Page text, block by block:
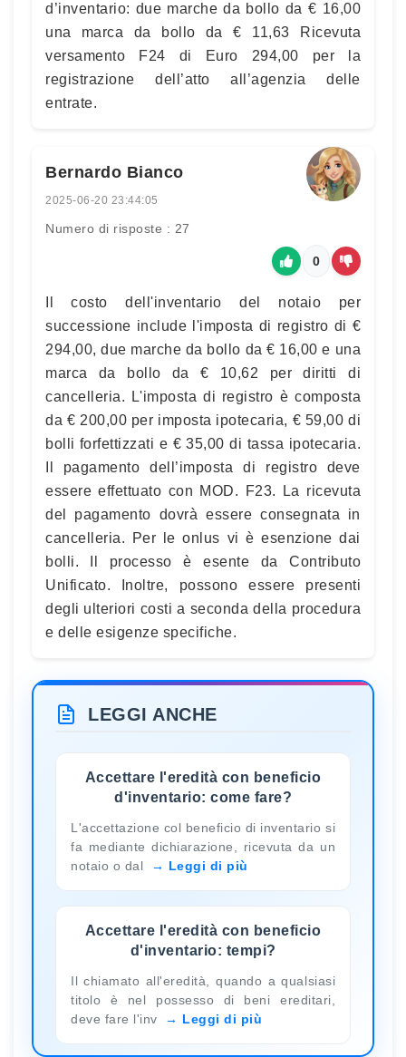
d’inventario: due marche da bollo da € 16,00
una marca da bollo da € 11,63 Ricevuta
versamento F24 di Euro 294,00 per la
registrazione dell’atto all’agenzia delle
entrate.
Bernardo Bianco
2025-06-20 23:44:05
Numero di risposte : 27
0
Il costo dell'inventario del notaio per
successione include l'imposta di registro di €
294,00, due marche da bollo da € 16,00 e una
marca da bollo da € 10,62 per diritti di
cancelleria. L'imposta di registro è composta
da € 200,00 per imposta ipotecaria, € 59,00 di
bolli forfettizzati e € 35,00 di tassa ipotecaria.
Il pagamento dell’imposta di registro deve
essere effettuato con MOD. F23. La ricevuta
del pagamento dovrà essere consegnata in
cancelleria. Per le onlus vi è esenzione dai
bolli. Il processo è esente da Contributo
Unificato. Inoltre, possono essere presenti
degli ulteriori costi a seconda della procedura
e delle esigenze specifiche.
LEGGI ANCHE
Accettare l'eredità con beneficio
d'inventario: come fare?
L'accettazione col beneficio di inventario si
fa mediante dichiarazione, ricevuta da un
notaio o dal
Leggi di più
Accettare l'eredità con beneficio
d'inventario: tempi?
Il chiamato all'eredità, quando a qualsiasi
titolo è nel possesso di beni ereditari,
deve fare l'inv
Leggi di più